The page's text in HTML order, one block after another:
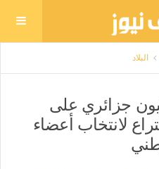
البلاد
أزيد من 24 مليون جزائري على
لانتخاب أعضاء